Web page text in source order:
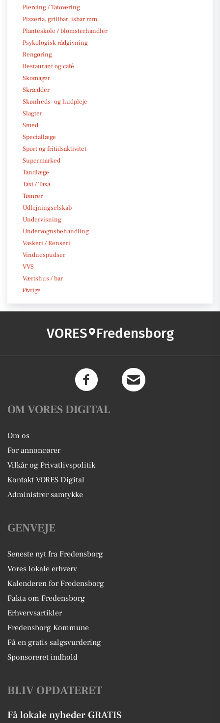
Piercing / Tatovering
Pizzeria, grillbar, isbar mm.
Planteskole / blomsterhandler
Psykologisk rådgivning
Rengøring
Restaurant og café
Skomager
Skrædder
Skønheds- og hudpleje
Slagter
Smed
Speciallæge
Sport og fritidsaktivitet
Supermarked
Tandlæge
Taxi / Taxa
Tømrer
Udlejningselskab
Undervisning
Undervognsbehandling
Vaskeri / Renseri
Vinduespudser
VVS
Værtshus / bar
Øvrige
VORES Fredensborg
OM VORES DIGITAL
Om os
For annoncører
Vilkår og Privatlivspolitik
Kontakt VORES Digital
Administrer samtykke
GENVEJE
Seneste nyt fra Fredensborg
Vores lokale erhverv
Kalenderen for Fredensborg
Fakta om Fredensborg
Erhvervsartikler
Fredensborg Kommune
Få en gratis salgsvurdering
Sponsoreret indhold
BLIV OPDATERET
Få lokale nyheder GRATIS